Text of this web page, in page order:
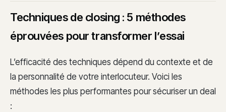
Techniques de closing : 5 méthodes
éprouvées pour transformer l’essai
L’efficacité des techniques dépend du contexte et de
la personnalité de votre interlocuteur. Voici les
méthodes les plus performantes pour sécuriser un deal
: